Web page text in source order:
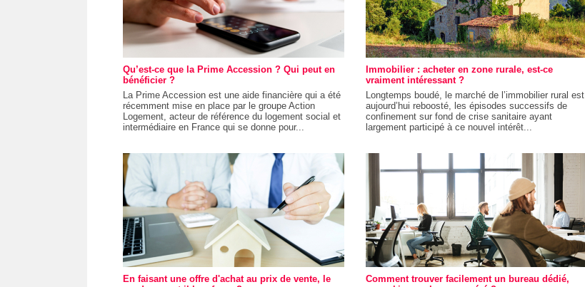
Qu’est-ce que la Prime Accession ? Qui peut en
bénéficier ?
La Prime Accession est une aide financière qui a été
récemment mise en place par le groupe Action
Logement, acteur de référence du logement social et
intermédiaire en France qui se donne pour...
Immobilier : acheter en zone rurale, est-ce
vraiment intéressant ?
Longtemps boudé, le marché de l’immobilier rural est
aujourd’hui reboosté, les épisodes successifs de
confinement sur fond de crise sanitaire ayant
largement participé à ce nouvel intérêt...
En faisant une offre d'achat au prix de vente, le
Comment trouver facilement un bureau dédié,